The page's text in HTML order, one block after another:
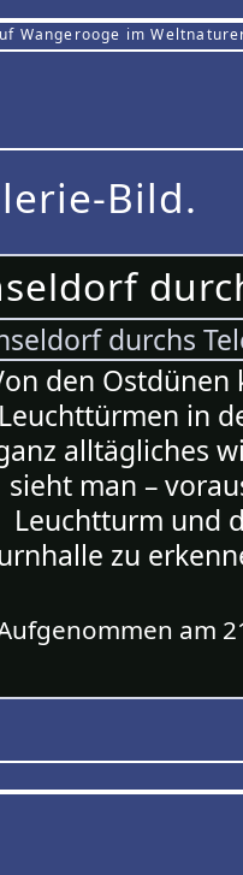
Wangerooge im
Bild.
den
Leuchttürmen in
alltägliches
sieht man –
Leuchtturm und
zu
am